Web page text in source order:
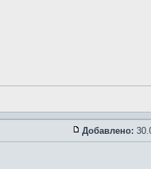
Добавлено: